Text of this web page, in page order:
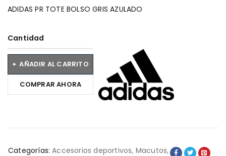
ADIDAS PR TOTE BOLSO GRIS AZULADO
Cantidad
AÑADIR AL CARRITO
COMPRAR AHORA
Categorías: Accesorios deportivos, Macutos,